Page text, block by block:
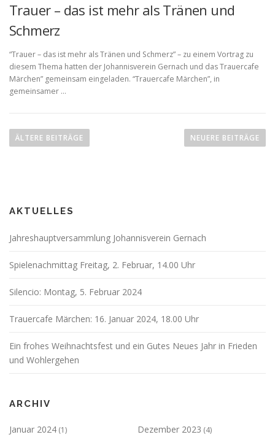
Trauer – das ist mehr als Tränen und
Schmerz
“Trauer – das ist mehr als Tränen und Schmerz” – zu einem Vortrag zu
diesem Thema hatten der Johannisverein Gernach und das Trauercafe
Märchen” gemeinsam eingeladen. “Trauercafe Märchen”, in
gemeinsamer …
e
g
s
a
i
g
t
i
ÄLTERE BEITRÄGE NEUERE BEITRÄGE
AKTUELLES
Jahreshauptversammlung Johannisverein Gernach
Spielenachmittag Freitag, 2. Februar, 14.00 Uhr
Silencio: Montag, 5. Februar 2024
Trauercafe Märchen: 16. Januar 2024, 18.00 Uhr
Ein frohes Weihnachtsfest und ein Gutes Neues Jahr in Frieden
und Wohlergehen
ARCHIV
Januar 2024 (1) Dezember 2023 (4)